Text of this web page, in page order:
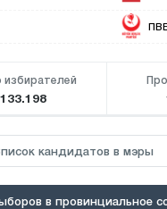
избирателей
133.198
кандидатов в мэры
в провинциальное